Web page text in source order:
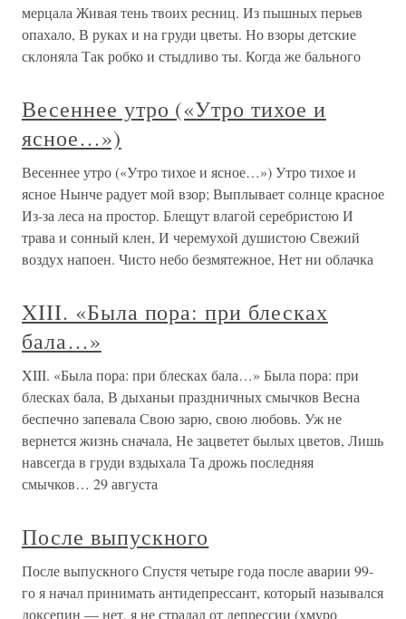
мерцала Живая тень твоих ресниц. Из пышных перьев
опахало, В руках и на груди цветы. Но взоры детские
склоняла Так робко и стыдливо ты. Когда же бального
Весеннее утро («Утро тихое и
ясное…»)
Весеннее утро («Утро тихое и ясное…») Утро тихое и
ясное Нынче радует мой взор; Выплывает солнце красное
Из-за леса на простор. Блещут влагой серебристою И
трава и сонный клен, И черемухой душистою Свежий
воздух напоен. Чисто небо безмятежное, Нет ни облачка
XIII. «Была пора: при блесках
бала…»
XIII. «Была пора: при блесках бала…» Была пора: при
блесках бала, В дыханьи праздничных смычков Весна
беспечно запевала Свою зарю, свою любовь. Уж не
вернется жизнь сначала, Не зацветет былых цветов, Лишь
навсегда в груди вздыхала Та дрожь последняя
смычков… 29 августа
После выпускного
После выпускного Спустя четыре года после аварии 99-
го я начал принимать антидепрессант, который назывался
доксепин — нет, я не страдал от депрессии (хмуро